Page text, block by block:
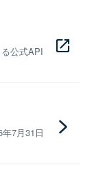
公式API
7月31日